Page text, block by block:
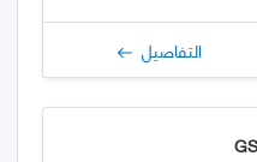
التفاصيل